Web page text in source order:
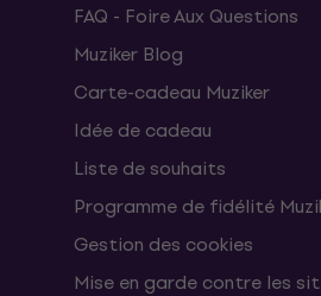
FAQ - Foire Aux Questions
Muziker Blog
Carte-cadeau Muziker
Idée de cadeau
Liste de souhaits
Programme de fidélité
Gestion des cookies
Mise en garde contre les